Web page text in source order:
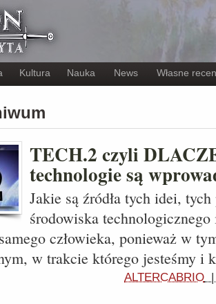
Kultura Nauka News Własne
TECH.2 czyli
technologie są
Jakie są źródła tych idei,
środowiska
człowieka, ponieważ w
w trakcie którego jesteśmy i
ALTERCABRIO